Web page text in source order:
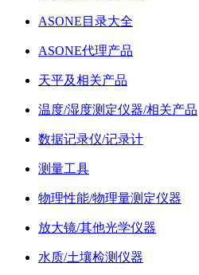
ASONE目录大全
ASONE代理产品
天平及相关产品
温度/湿度测定仪器/相关产品
数据记录仪/记录计
测量工具
物理性能/物理量测定仪器
放大镜/其他光学仪器
水质/土壤检测仪器